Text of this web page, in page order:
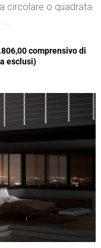
circolare o quadrata
comprensivo di
esclusi)